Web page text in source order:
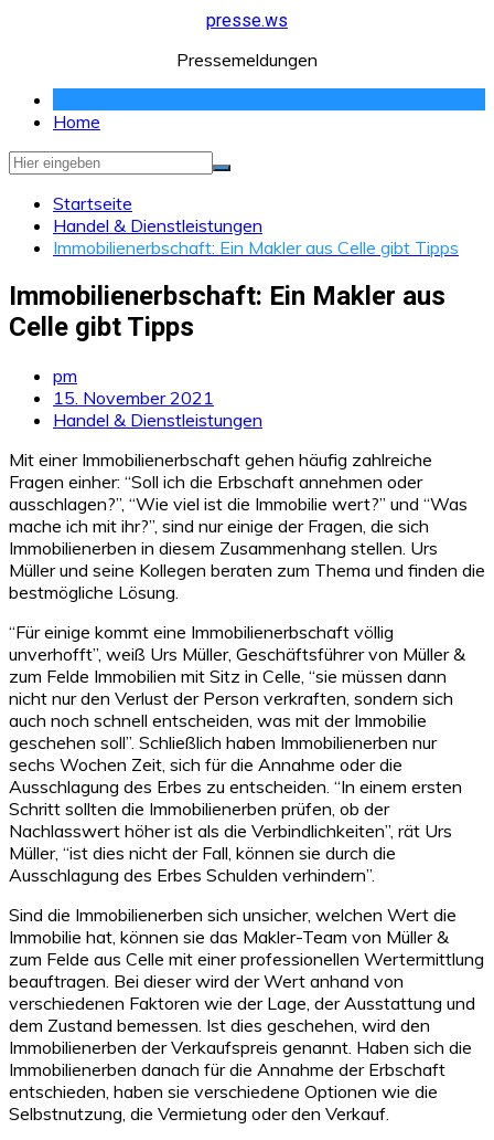
presse.ws
Pressemeldungen
Home
Startseite
Handel & Dienstleistungen
Immobilienerbschaft: Ein Makler aus Celle gibt Tipps
Immobilienerbschaft: Ein Makler aus
Celle gibt Tipps
pm
15. November 2021
Handel & Dienstleistungen
Mit einer Immobilienerbschaft gehen häufig zahlreiche
Fragen einher: “Soll ich die Erbschaft annehmen oder
ausschlagen?”, “Wie viel ist die Immobilie wert?” und “Was
mache ich mit ihr?”, sind nur einige der Fragen, die sich
Immobilienerben in diesem Zusammenhang stellen. Urs
Müller und seine Kollegen beraten zum Thema und finden die
bestmögliche Lösung.
“Für einige kommt eine Immobilienerbschaft völlig
unverhofft”, weiß Urs Müller, Geschäftsführer von Müller &
zum Felde Immobilien mit Sitz in Celle, “sie müssen dann
nicht nur den Verlust der Person verkraften, sondern sich
auch noch schnell entscheiden, was mit der Immobilie
geschehen soll”. Schließlich haben Immobilienerben nur
sechs Wochen Zeit, sich für die Annahme oder die
Ausschlagung des Erbes zu entscheiden. “In einem ersten
Schritt sollten die Immobilienerben prüfen, ob der
Nachlasswert höher ist als die Verbindlichkeiten”, rät Urs
Müller, “ist dies nicht der Fall, können sie durch die
Ausschlagung des Erbes Schulden verhindern”.
Sind die Immobilienerben sich unsicher, welchen Wert die
Immobilie hat, können sie das Makler-Team von Müller &
zum Felde aus Celle mit einer professionellen Wertermittlung
beauftragen. Bei dieser wird der Wert anhand von
verschiedenen Faktoren wie der Lage, der Ausstattung und
dem Zustand bemessen. Ist dies geschehen, wird den
Immobilienerben der Verkaufspreis genannt. Haben sich die
Immobilienerben danach für die Annahme der Erbschaft
entschieden, haben sie verschiedene Optionen wie die
Selbstnutzung, die Vermietung oder den Verkauf.